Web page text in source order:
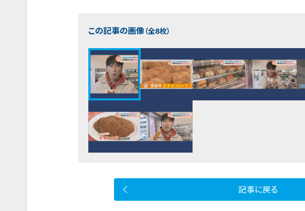
この記事の画像（全8枚）
記事に戻る